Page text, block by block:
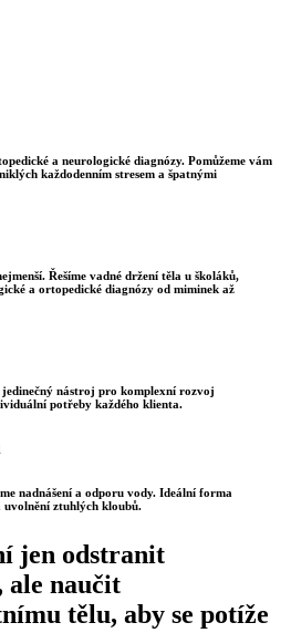
a neurologické diagnózy. Pomůžeme vám
každodenním stresem a špatnými
Řešíme vadné držení těla u školáků,
a ortopedické diagnózy od miminek až
nástroj pro komplexní rozvoj
potřeby každého klienta.
nadnášení a odporu vody. Ideální forma
uvolnění ztuhlých kloubů.
jen odstranit
ale naučit
tělu, aby se potíže